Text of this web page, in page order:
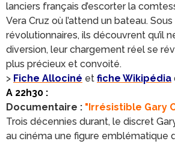
lanciers français d’escorter la
Vera Cruz où l’attend un bateau.
révolutionnaires, ils découvrent qu’il
diversion, leur chargement réel se
plus précieux et convoité.
> Fiche Allociné et fiche Wikipédia
A 22h30 :
Documentaire : "Irrésistible Gary
Trois décennies durant, le discret
au cinéma une figure emblématique